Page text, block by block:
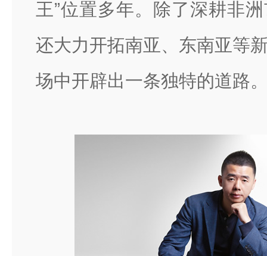
王”位置多年。除了深耕非
还大力开拓南亚、东南亚等
场中开辟出一条独特的道路